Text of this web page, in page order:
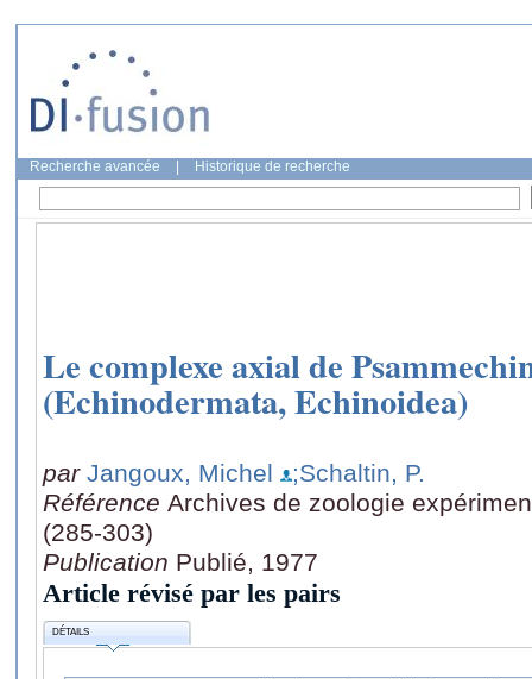
Recherche avancée Historique de recherche
Le complexe axial de
(Echinodermata, Echinoidea)
par Jangoux, Michel
;Schaltin, P.
Référence Archives de zoologie
(285-303)
Publication Publié, 1977
Article révisé par les pairs
DÉTAILS